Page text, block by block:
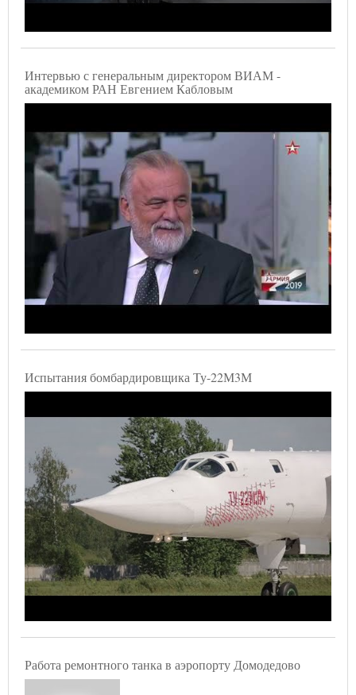
Интервью с генеральным директором ВИАМ -
академиком РАН Евгением Кабловым
Испытания бомбардировщика Ту-22М3М
Работа ремонтного танка в аэропорту Домодедово